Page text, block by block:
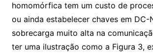
homomórfica tem um custo de
ou ainda estabelecer chaves em DC-
sobrecarga muito alta na
ter uma ilustração como a Figura 3,